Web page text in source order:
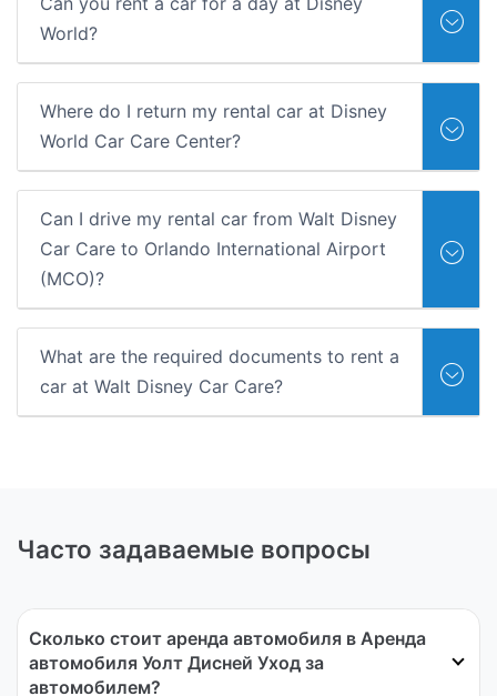
World?
Where do I return my rental car at Disney
World Car Care Center?
Can I drive my rental car from Walt Disney
Car Care to Orlando International Airport
(MCO)?
What are the required documents to rent a
car at Walt Disney Car Care?
Часто задаваемые вопросы
Сколько стоит аренда автомобиля в Аренда
автомобиля Уолт Дисней Уход за
автомобилем?